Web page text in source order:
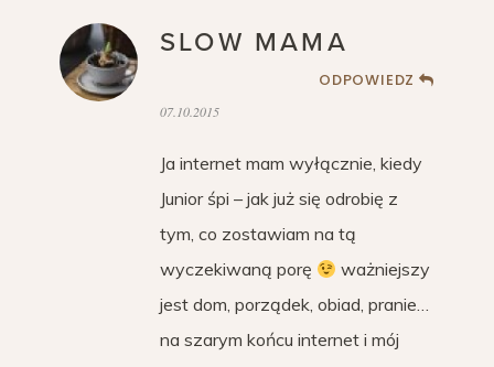
SLOW MAMA
ODPOWIEDZ
07.10.2015
Ja internet mam wyłącznie, kiedy
Junior śpi – jak już się odrobię z
tym, co zostawiam na tą
wyczekiwaną porę
ważniejszy
jest dom, porządek, obiad, pranie…
na szarym końcu internet i mój